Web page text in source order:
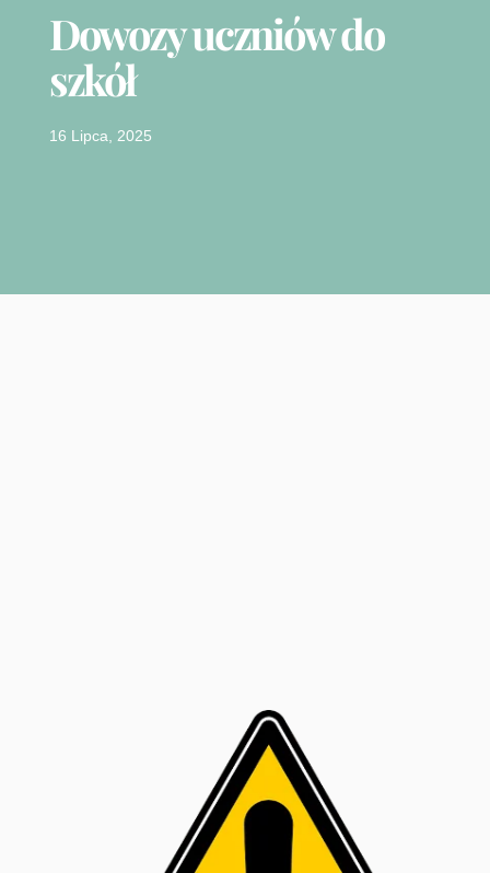
Dowozy uczniów do
szkół
16 Lipca, 2025